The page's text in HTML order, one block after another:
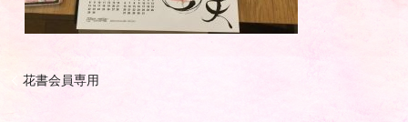
花書会員専用